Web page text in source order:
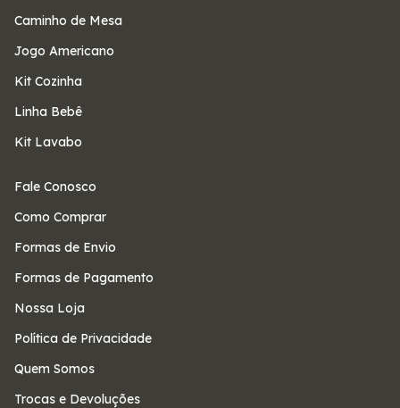
Caminho de Mesa
Jogo Americano
Kit Cozinha
Linha Bebê
Kit Lavabo
Fale Conosco
Como Comprar
Formas de Envio
Formas de Pagamento
Nossa Loja
Política de Privacidade
Quem Somos
Trocas e Devoluções